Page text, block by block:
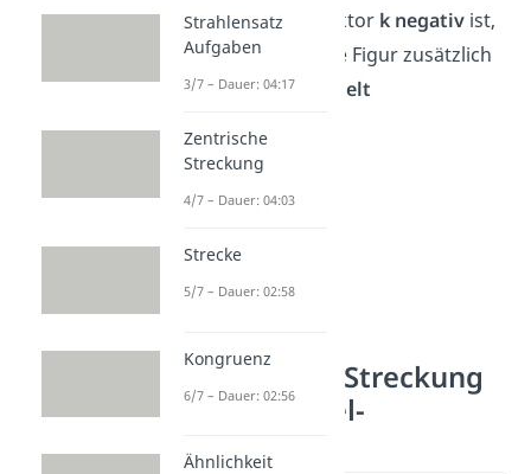
Wenn der Faktor k negativist,
dann wird die Figur zusätzlich
nochgespiegelt
Zentrische Streckung
durch Zirkel-
Zeichnung
Strahlensatz
Aufgaben
3/7 – Dauer: 04:17
Zentrische
Streckung
4/7 – Dauer: 04:03
Strecke
5/7 – Dauer: 02:58
Kongruenz
6/7 – Dauer: 02:56
Ähnlichkeit